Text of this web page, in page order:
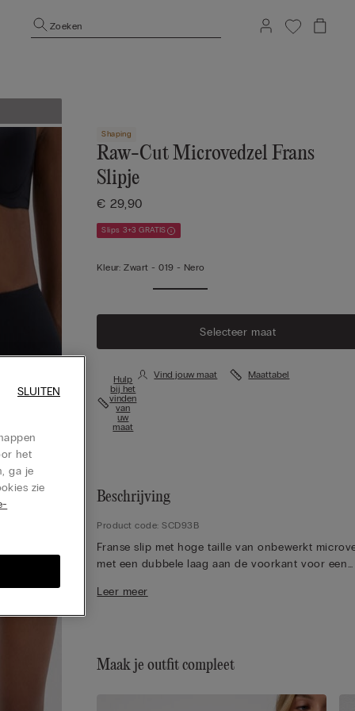
Zoeken
Shaping
Raw-Cut Microvedzel Frans
Slipje
€ 29,90
Slips 3+3 GRATIS
Kleur: Zwart -019 - Nero
Selecteer maat
Hulp
bij het
vinden
van
uw
maat
Vind jouw maat Maattabel
Beschrijving
Product code: SCD93B
Franse slip met hoge taille van onbewerkt
met een dubbele laag aan de voorkant voor een
de ideale keuze voor iedereen die zijn ondergoed
Leer meer
Maak je outfit compleet
het
ga je
zie
SLUITEN